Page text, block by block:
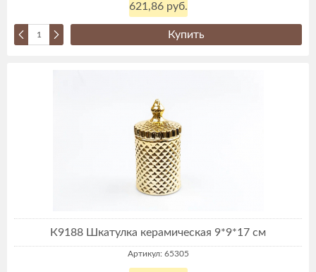
621,86 руб.
Купить
К9188 Шкатулка керамическая 9*9*17 см
Артикул: 65305